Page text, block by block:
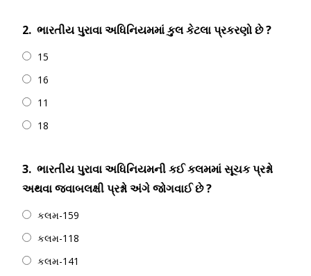
2. ભારતીય પુરાવા અધિનિયમમાં કુલ કેટલા પ્રકરણો છે ?
15
16
11
18
3. ભારતીય પુરાવા અધિનિયમની કઈ કલમમાં સૂચક પ્રશ્નો
અથવા જવાબલક્ષી પ્રશ્નો અંગે જોગવાઈ છે ?
કલમ-159
કલમ-118
કલમ-141